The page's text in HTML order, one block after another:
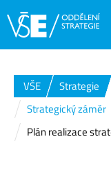
VŠE Strategie
Strategický záměr
Plán realizace